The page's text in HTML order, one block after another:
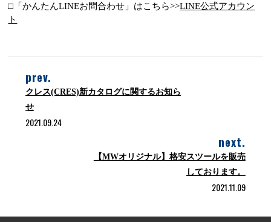
□「かんたんLINEお問合わせ」はこちら>>LINE公式アカウン
ト
prev.
クレス(CRES)新カタログに関するお知ら
せ
2021.09.24
next.
【MWオリジナル】格安スツールを販売
しております。
2021.11.09